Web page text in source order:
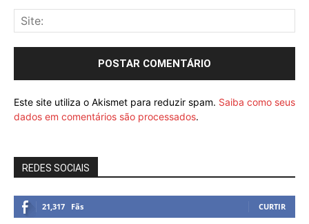
Este site utiliza o Akismet para reduzir spam. Saiba como seus
dados em comentários são processados.
REDES SOCIAIS
21,317 Fãs CURTIR